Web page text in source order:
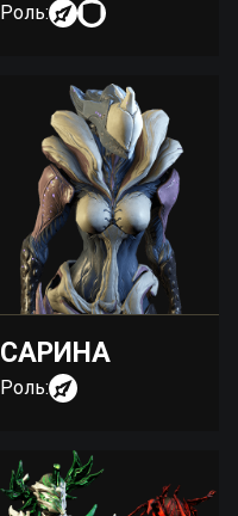
Роль:
САРИНА
Роль: